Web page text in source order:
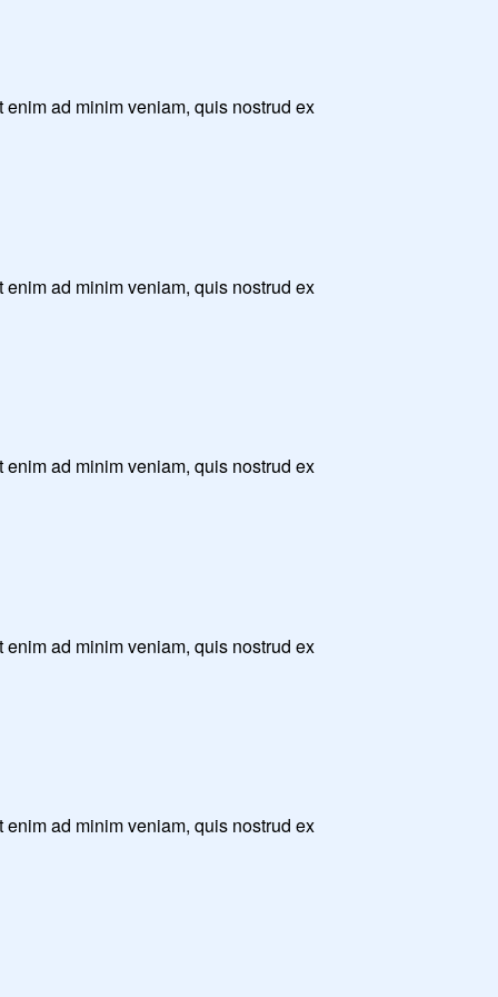
ad minim veniam, quis nostrud ex
ad minim veniam, quis nostrud ex
ad minim veniam, quis nostrud ex
ad minim veniam, quis nostrud ex
ad minim veniam, quis nostrud ex